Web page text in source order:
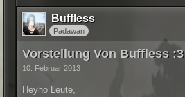
Buffless
Padawan
Vorstellung Von Buffless :3
10. Februar 2013
Heyho Leute,